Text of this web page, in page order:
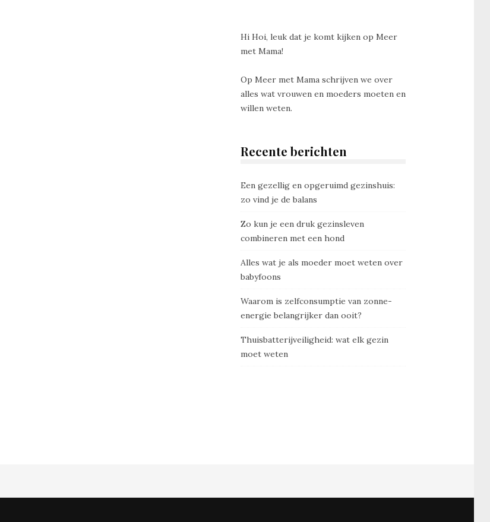
Hi Hoi, leuk dat je komt kijken op Meer
met Mama!
Op Meer met Mama schrijven we over
alles wat vrouwen en moeders moeten en
willen weten.
Recente berichten
Een gezellig en opgeruimd gezinshuis:
zo vind je de balans
Zo kun je een druk gezinsleven
combineren met een hond
Alles wat je als moeder moet weten over
babyfoons
Waarom is zelfconsumptie van zonne-
energie belangrijker dan ooit?
Thuisbatterijveiligheid: wat elk gezin
moet weten